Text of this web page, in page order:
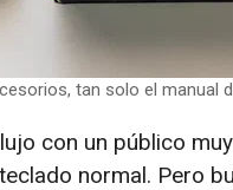
tan solo el manual
con un público
normal. Pero